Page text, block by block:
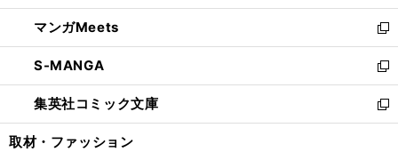
開
く
ウ
で
開
く
ン
ド
ウ
で
開
く
ウ
ィ
ン
ド
ウ
で
開
し
い
ウ
ィ
ン
ド
ウ
マンガMeets
新
し
い
ウ
ィ
ン
S-MANGA
新
し
い
ウ
集英社コミック文庫
新
し
取材・ファッション